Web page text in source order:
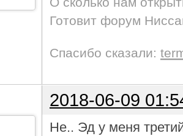
Готовит форум
Спасибо сказали:
2018-06-09
Не.. Эд у меня